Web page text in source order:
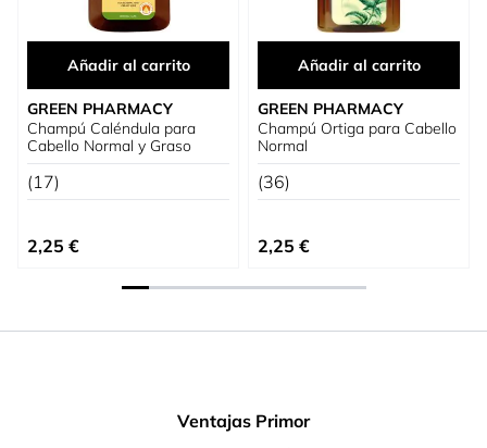
Añadir al carrito
GREEN PHARMACY
Champú Caléndula para
Cabello Normal y Graso
(17)
2,25 €
Añadir al carrito
GREEN PHARMACY
Champú Ortiga para Cabello
Normal
(36)
2,25 €
Ventajas Primor